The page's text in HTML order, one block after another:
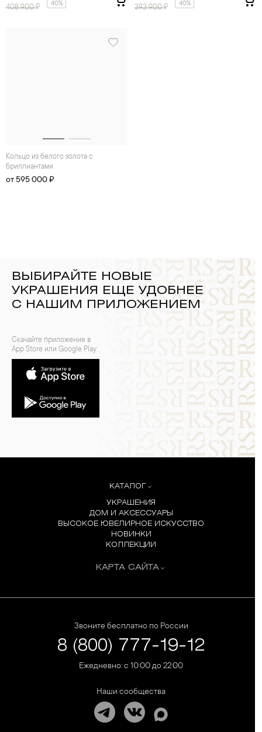
408 900₽ 40% 393 900₽ 40%
Кольцо из белого золота с
бриллиантами
от 595 000 ₽
ВЫБИРАЙТЕ НОВЫЕ
УКРАШЕНИЯ ЕЩЕ УДОБНЕЕ
С НАШИМ ПРИЛОЖЕНИЕМ
Скачайте приложение в
App Store или Google Play:
КАТАЛОГ
УКРАШЕНИЯ
ДОМ И АКСЕССУАРЫ
ВЫСОКОЕ ЮВЕЛИРНОЕ ИСКУССТВО
НОВИНКИ
КОЛЛЕКЦИИ
КАРТА САЙТА
Звоните бесплатно по России
8 (800) 777-19-12
Ежедневно: с 10:00 до 22:00
Наши сообщества